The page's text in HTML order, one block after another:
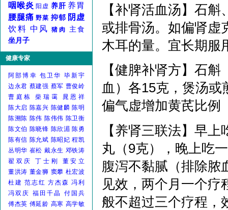
咽喉炎 阳虚 养肝 养胃
腰腿痛 野菜 抑郁 阴虚
饮料 中风 猪肉
主食
坐月子
健康专家
阿部博幸 包卫华 毕新宇
边永君 蔡建强 蔡军 曹俊岭
曹庭栋
柴瑞霭
晁恩祥
陈大启 陈嘉兴 陈健麟 陈明
陈溯陈 陈伟 陈伟伟 陈卫衡
陈文伯 陈晓锋 陈欣湄 陈勇
陈有信 陈允斌 陈昭妃 程凯
丛明华 崔松 戴永生 邓铁涛
翟双庆
丁士刚
董安立
董洪涛 董金狮 窦攀 杜宏波
杜建 范志红 方杰森 冯利
冯双庆 福田千晶 付国兵
傅杰英 傅延龄 高寒 高学敏
【补肾活血汤】石
或排骨汤。如偏肾虚
木耳的量。宜长期服
【健脾补肾方】石
血）各15克，煲汤
偏气虚增加黄芪比例
【养肾三联法】早
丸（9克），晚上吃
腹泻不黏腻（排除脓
见效，两个月一个
般不超过三个疗程，